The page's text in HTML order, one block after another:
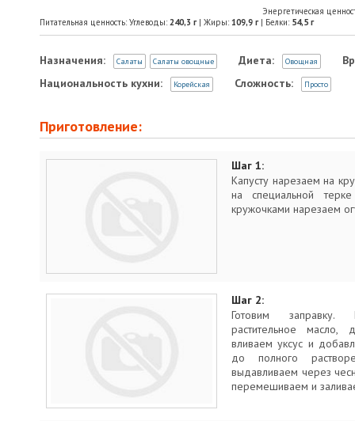
Энергетическая
Питательная ценность: Углеводы: 240,3 г| Жиры: 109,9 г| Белки: 54,5 г
Назначения: Салаты Салаты овощные Диета: Овощная
Национальность кухни:
Корейская Сложность: Просто
Приготовление:
Шаг 1:
Капусту нарезаем на
на специальной
кружочками нарезаем
Шаг 2:
Готовим
растительное масло,
вливаем уксус и
до полного
выдавливаем через
перемешиваем и